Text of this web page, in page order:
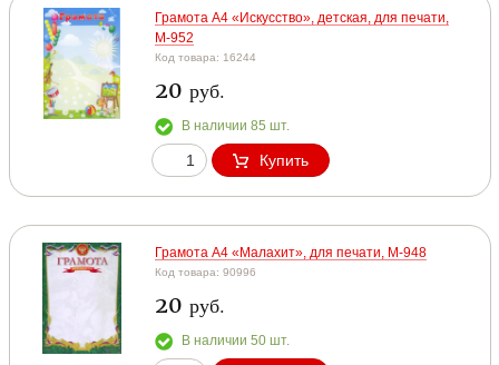
Грамота А4 «Искусство», детская, для печати,
М-952
Код товара: 16244
20 руб.
В наличии 85 шт.
Купить
Грамота А4 «Малахит», для печати, М-948
Код товара: 90996
20 руб.
В наличии 50 шт.